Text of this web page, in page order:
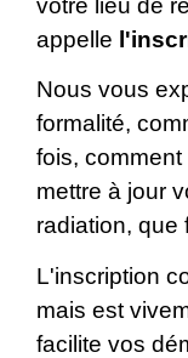
appelle
Nous vous
formalité,
fois,
mettre à jour
radiation, que
L'inscription
mais est
facilite vos